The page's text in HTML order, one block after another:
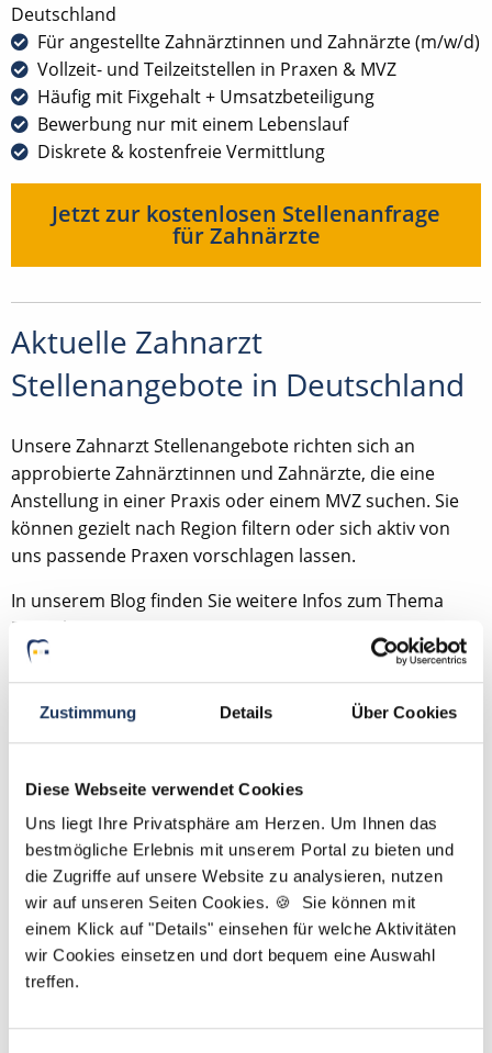
Zustimmung Details Über Cookies
Diese Webseite verwendet Cookies
Uns liegt Ihre Privatsphäre am Herzen. Um Ihnen das
bestmögliche Erlebnis mit unserem Portal zu bieten und
die Zugriffe auf unsere Website zu analysieren, nutzen
wir auf unseren Seiten Cookies. 🍪 Sie können mit
einem Klick auf "Details" einsehen für welche Aktivitäten
wir Cookies einsetzen und dort bequem eine Auswahl
treffen.
Deutschland
Für angestellte Zahnärztinnen und Zahnärzte (m/w/d)
Vollzeit- und Teilzeitstellen in Praxen & MVZ
Häufig mit Fixgehalt + Umsatzbeteiligung
Bewerbung nur mit einem Lebenslauf
Diskrete & kostenfreie Vermittlung
Jetzt zur kostenlosen Stellenanfrage
für Zahnärzte
Aktuelle Zahnarzt
Stellenangebote in Deutschland
Unsere Zahnarzt Stellenangebote richten sich an
approbierte Zahnärztinnen und Zahnärzte, die eine
Anstellung in einer Praxis oder einem MVZ suchen. Sie
können gezielt nach Region filtern oder sich aktiv von
uns passende Praxen vorschlagen lassen.
In unserem Blog finden Sie weitere Infos zum Thema
Bewerbung:
Tipps für das Vorstellungsgespräch als Zahnarzt
5 Tipps für Zahnärzte: So gelingt der Einstieg in die neue
Wie sieht der perfekte Lebenslauf als Zahnarzt aus?
Jetzt passende Zahnarzt Stelle finden
Zahnarzt Jobs nach Region